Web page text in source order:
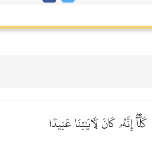
كَلَّآۖ إِنَّهُۥ كَانَ لِأٓيَٰتِنَا عَنِيدٗا